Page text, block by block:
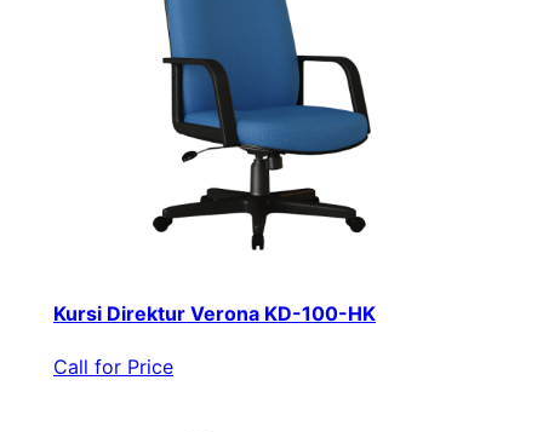
Kursi Direktur Verona KD-100-HK
Call for Price